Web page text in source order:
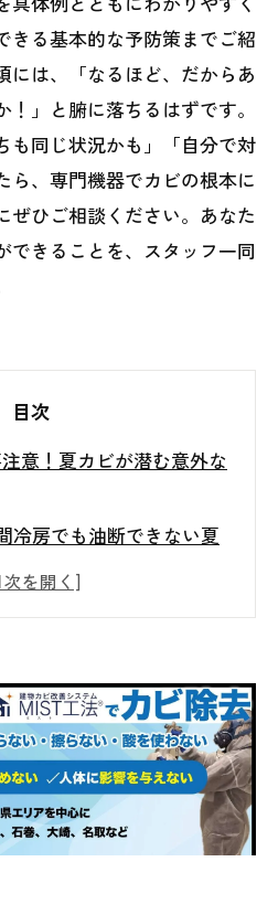
きる基本的な予防策までご紹
には、「なるほど、だからあ
」と腑に落ちるはずです。
も同じ状況かも」「自分で対
ら、専門機器でカビの根本に
ぜひご相談ください。あなた
できることを、スタッフ一同
目次
意！夏カビが潜む意外な
冷房でも油断できない夏
との違いと人体への影響
ビ発生ポイント（パッケ
AHU）
不足 — 「空気が動かな